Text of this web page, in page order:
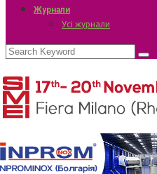
Журнали
Усі журнали